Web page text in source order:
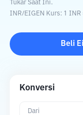
Tukar Saat Ini.
INR/EIGEN Kurs: 1 INR
Beli
Konversi
Dari